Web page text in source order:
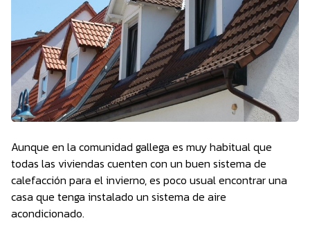
Aunque en la comunidad gallega es muy habitual que
todas las viviendas cuenten con un buen sistema de
calefacción para el invierno, es poco usual encontrar una
casa que tenga instalado un sistema de aire
acondicionado.